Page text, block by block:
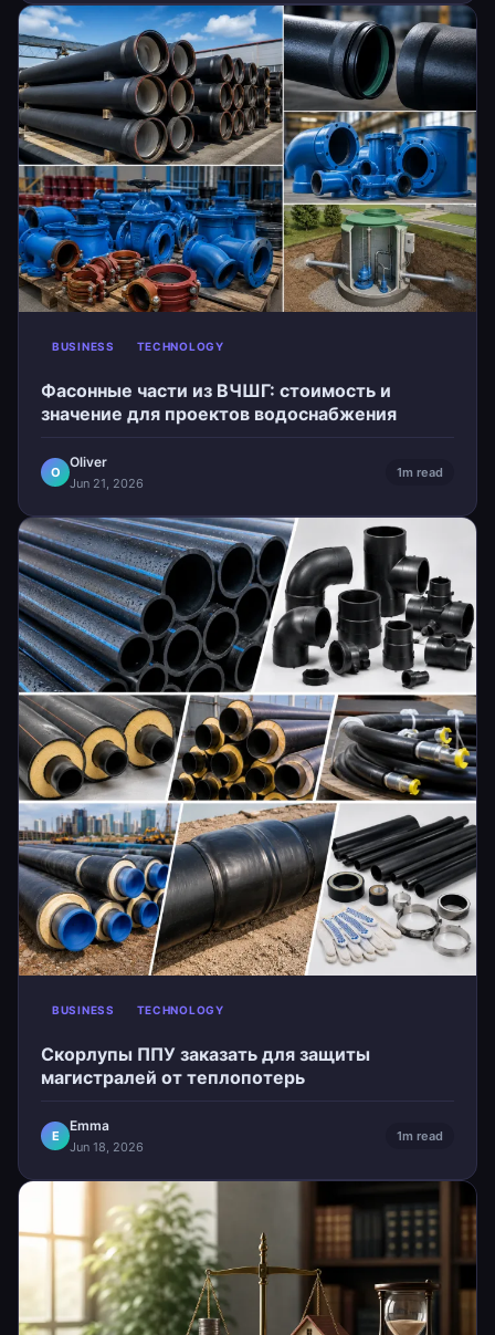
BUSINESS TECHNOLOGY
Фасонные части из ВЧШГ: стоимость и
значение для проектов водоснабжения
O
Oliver
Jun 21, 2026
1m read
BUSINESS TECHNOLOGY
Скорлупы ППУ заказать для защиты
магистралей от теплопотерь
E
Emma
Jun 18, 2026
1m read